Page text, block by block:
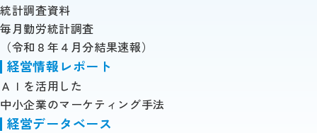
統計調査資料
毎月勤労統計調査
（令和８年４月分結果速報）
経営情報レポート
ＡＩを活用した
中小企業のマーケティング手法
経営データベース